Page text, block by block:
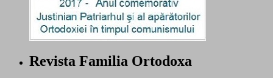
Revista Familia Ortodoxa